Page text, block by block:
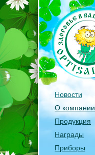
Новости
О компании
Продукция
Награды
Приборы